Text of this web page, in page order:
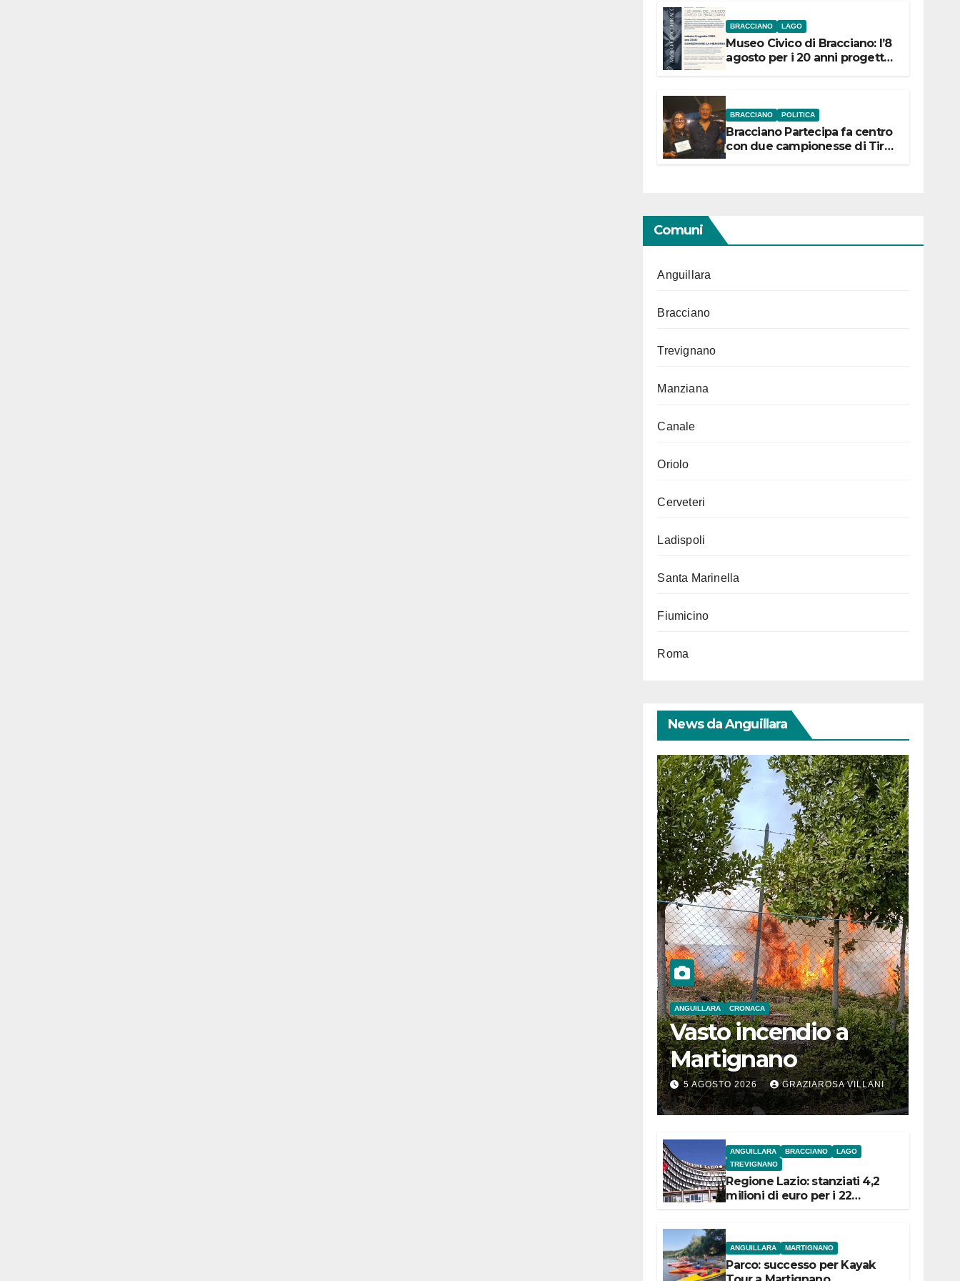
BRACCIANO LAGO
Museo Civico di Bracciano: l’8
agosto per i 20 anni progetto
BRACCIANO POLITICA
Bracciano Partecipa fa centro
con due campionesse di Tiro
Comuni
Anguillara
Bracciano
Trevignano
Manziana
Canale
Oriolo
Cerveteri
Ladispoli
Santa Marinella
Fiumicino
Roma
News da Anguillara
ANGUILLARA CRONACA
Vasto incendio a
Martignano
5 AGOSTO 2026 GRAZIAROSA VILLANI
ANGUILLARA BRACCIANO
LAGO
TREVIGNANO
Regione Lazio: stanziati 4,2
milioni di euro per i 22
ANGUILLARA MARTIGNANO
Parco: successo per Kayak